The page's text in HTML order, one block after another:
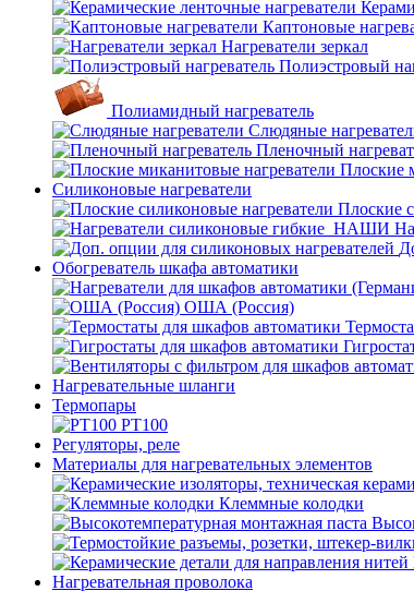
Каптоновые
Нагреватели зеркал
Полиэстровый
Полиамидный нагреватель
Слюдяные
Пленочный
Плоские
Силиконовые нагреватели
Плоские
Обогреватель шкафа автоматики
ОША (Россия)
Нагревательные шланги
Термопары
PT100
Регуляторы, реле
Материалы для нагревательных элементов
Клеммные колодки
Нагревательная проволока